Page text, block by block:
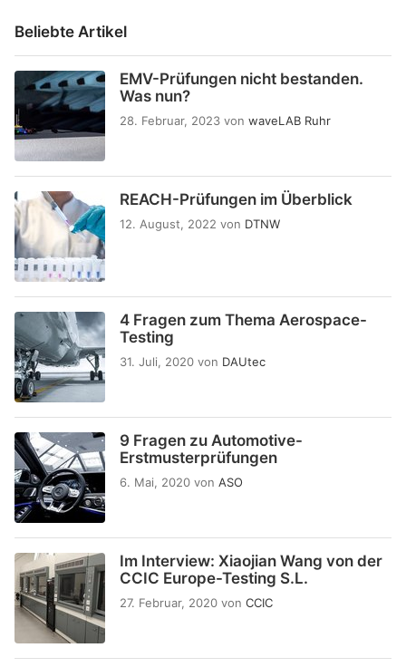
Beliebte Artikel
EMV-Prüfungen nicht bestanden.
Was nun?
28. Februar, 2023 von waveLAB Ruhr
REACH-Prüfungen im Überblick
12. August, 2022 von DTNW
4 Fragen zum Thema Aerospace-
Testing
31. Juli, 2020 von DAUtec
9 Fragen zu Automotive-
Erstmusterprüfungen
6. Mai, 2020 von ASO
Im Interview: Xiaojian Wang von der
CCIC Europe-Testing S.L.
27. Februar, 2020 von CCIC